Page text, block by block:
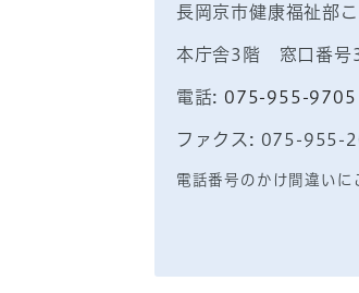
長岡京市健康福祉部
本庁舎3階 窓口番号
電話: 075-955-9705
ファクス: 075-955-
電話番号のかけ間違いに